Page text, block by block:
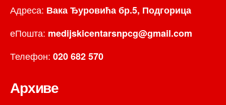
Адреса: Вака Ђуровића бр.5, Подгорица
еПошта: medijskicentarsnpcg@gmail.com
Телефон: 020 682 570
Архиве